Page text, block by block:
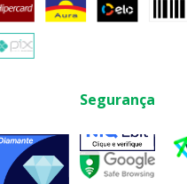
Segurança